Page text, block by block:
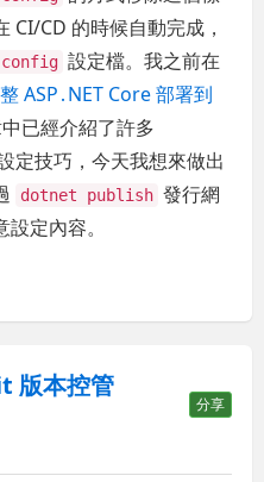
CI/CD 的時候自動完成，
設定檔。我之前在
ASP․NET Core 部署到
已經介紹了許多
定技巧，今天我想來做出
dotnet publish 發行網
設定內容。
版本控管
分享